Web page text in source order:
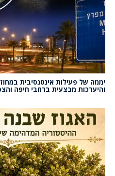
יממה של פעילות אינטנסיבית
והיערכות מבצעית ברחבי חיפה